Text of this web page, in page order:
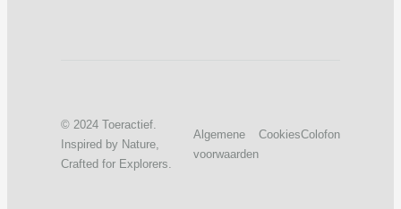
© 2024 Toeractief.
Inspired by Nature,
Crafted for Explorers.
Algemene
voorwaarden
CookiesColofon